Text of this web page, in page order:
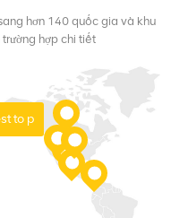
hơn 140 quốc gia và khu
hợp chi tiết
to p